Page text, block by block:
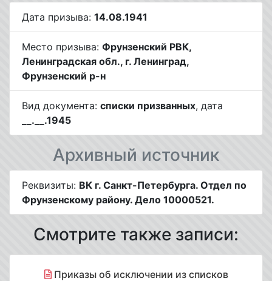
Дата призыва: 14.08.1941
Место призыва: Фрунзенский РВК,
Ленинградская обл., г. Ленинград,
Фрунзенский р-н
Вид документа: списки призванных, дата
__.__.1945
Архивный источник
Реквизиты: ВК г. Санкт-Петербурга. Отдел по
Фрунзенскому району. Дело 10000521.
Смотрите также записи:
Приказы об исключении из списков